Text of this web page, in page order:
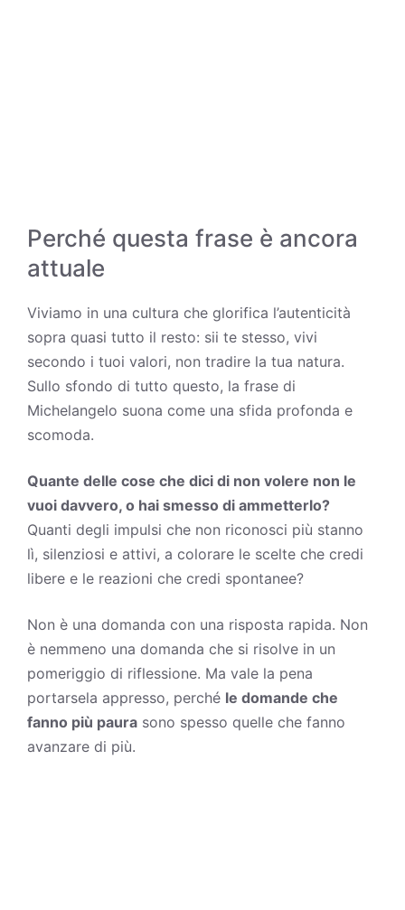
Perché questa frase è ancora
attuale
Viviamo in una cultura che glorifica l’autenticità
sopra quasi tutto il resto: sii te stesso, vivi
secondo i tuoi valori, non tradire la tua natura.
Sullo sfondo di tutto questo, la frase di
Michelangelo suona come una sfida profonda e
scomoda.
Quante delle cose che dici di non volere non le
vuoi davvero, o hai smesso di ammetterlo?
Quanti degli impulsi che non riconosci più stanno
lì, silenziosi e attivi, a colorare le scelte che credi
libere e le reazioni che credi spontanee?
Non è una domanda con una risposta rapida. Non
è nemmeno una domanda che si risolve in un
pomeriggio di riflessione. Ma vale la pena
portarsela appresso, perché le domande che
fanno più paura sono spesso quelle che fanno
avanzare di più.